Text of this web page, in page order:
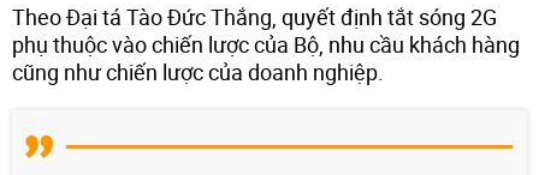
Theo Đại tá Tào Đức Thắng, quyết định tắt sóng 2G
phụ thuộc vào chiến lược của Bộ, nhu cầu khách hàng
cũng như chiến lược của doanh nghiệp.